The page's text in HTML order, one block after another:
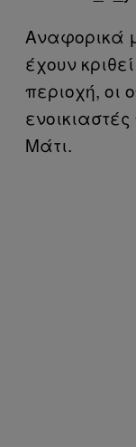
Αναφορικά
έχουν
περιοχή, οι
Μάτι.